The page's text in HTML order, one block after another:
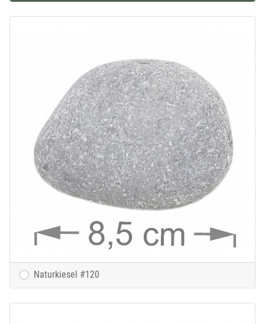
Naturkiesel #120